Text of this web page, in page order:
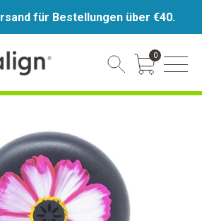
für Bestellungen über €40.
0